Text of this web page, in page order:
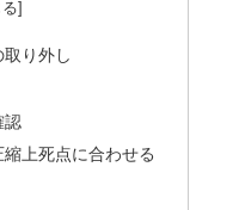
り外し
認
上死点に合わせる